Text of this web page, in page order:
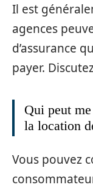
Il est
agences
d’assurance
payer.
Qui peut
la location
Vous pouvez